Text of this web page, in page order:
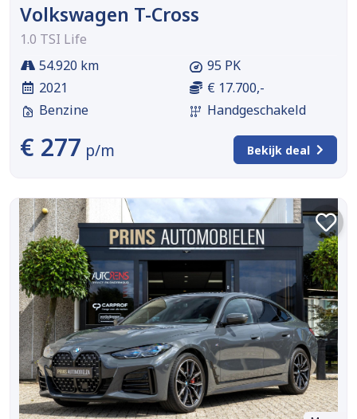
Volkswagen T-Cross
1.0 TSI Life
54.920 km
2021
Benzine
95 PK
€ 17.700,-
Handgeschakeld
€ 277 p/m Bekijk deal